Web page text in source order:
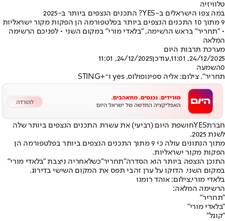
טלוויזיה
במה צפו הישראלים ב-YES? התכנים הנצפים ביותר ב-2025
9 מתוך 10 התכנים הנצפים ביותר בפלטפורמה הן הפקות מקור ישראליות
• "תחריר" בראש הרשימה, "בלאדי מורי" במקום השני • לפניכם הרשימה
המלאה
מערכת תרבות היום
24/12/2025, 11:01
,עודכן24/12/2025, 11:01
0השמעה
תחריר". צילום: אליה ספינופולוס, yes ו־+STING
חברתYESחושפת היום (רביעי) את עשרת התכנים הנצפים ביותר שלה
לשנת 2025.
מתוך הנתונים עולה כי 9 מתוך התכנים הנצפים ביותר בפלטפורמה הן
הפקות מקור ישראליות.
התוכן הנצפה ביותר הוא הסדרה"תחריר"כשלאחריה ניצבת "בלאדי מורי"
במקום השני. הדוקו על ערן זהבי תפס את המקום השישי בדירוג.
בלאדי מורי,צילום: אוהד רומנו
הרשימה המלאה:
"תחריר"
"בלאדי מורי"
"קוגל"